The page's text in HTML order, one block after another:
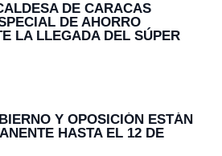
DE CARACAS
DE AHORRO
LA LLEGADA DEL SÚPER
Y OPOSICIÓN ESTÁN
HASTA EL 12 DE